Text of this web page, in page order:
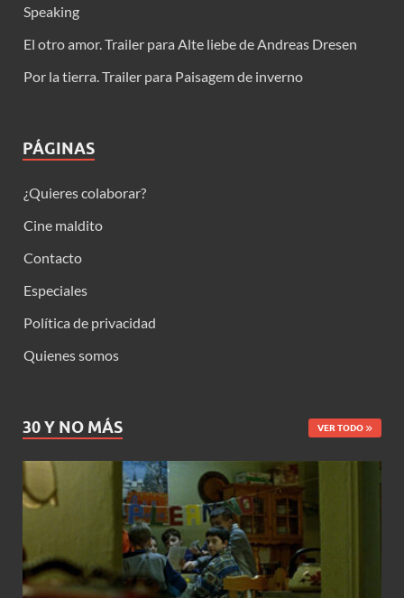
Speaking
El otro amor. Trailer para Alte liebe de Andreas Dresen
Por la tierra. Trailer para Paisagem de inverno
PÁGINAS
¿Quieres colaborar?
Cine maldito
Contacto
Especiales
Política de privacidad
Quienes somos
30 Y NO MÁS VER TODO